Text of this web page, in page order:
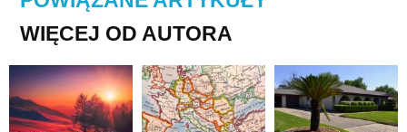
WIĘCEJ OD AUTORA